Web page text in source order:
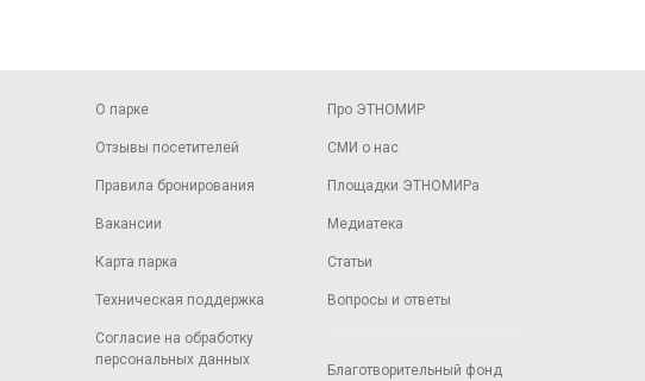
О парке
Отзывы посетителей
Правила бронирования
Вакансии
Карта парка
Техническая поддержка
Согласие на обработку
персональных данных
Про ЭТНОМИР
СМИ о нас
Площадки ЭТНОМИРа
Медиатека
Статьи
Вопросы и ответы
Благотворительный фонд